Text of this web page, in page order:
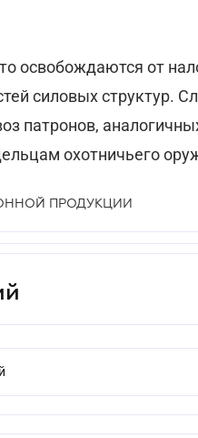
освобождаются от
силовых структур.
патронов,
охотничьего
ПРОДУКЦИИ